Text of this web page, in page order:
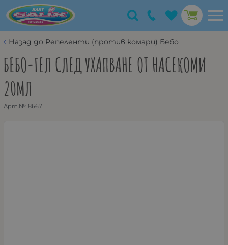
Назад до Репеленти (против комари) Бебо
БЕБО-ГЕЛ СЛЕД УХАПВАНЕ ОТ НАСЕКОМИ
20МЛ
Арт.№: 8667